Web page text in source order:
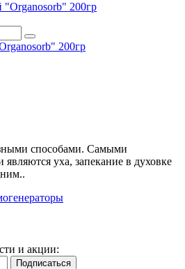
200гр
способами. Самыми
уха, запекание в духовке
и акции:
Подписаться